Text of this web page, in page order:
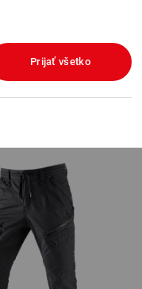
farieb
Prijať všetko